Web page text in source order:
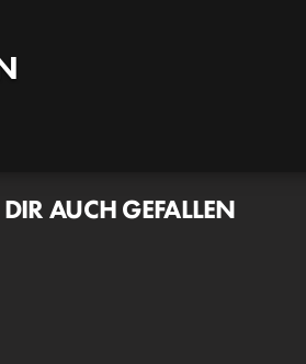
AUCH GEFALLEN